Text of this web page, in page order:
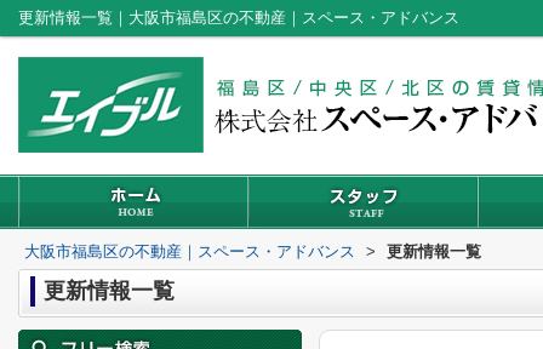
更新情報一覧｜大阪市福島区の不動産｜スペース・アドバンス
大阪市福島区の不動産｜スペース・アドバンス > 更新情報一覧
更新情報一覧